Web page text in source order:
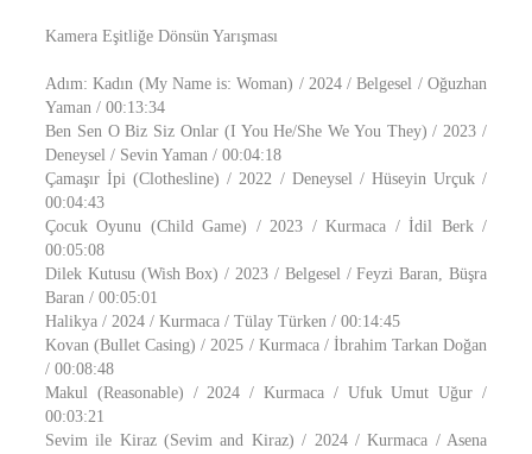
Kamera Eşitliğe Dönsün Yarışması
Adım: Kadın (My Name is: Woman) / 2024 / Belgesel / Oğuzhan
Yaman / 00:13:34
Ben Sen O Biz Siz Onlar (I You He/She We You They) / 2023 /
Deneysel / Sevin Yaman / 00:04:18
Çamaşır İpi (Clothesline) / 2022 / Deneysel / Hüseyin Urçuk /
00:04:43
Çocuk Oyunu (Child Game) / 2023 / Kurmaca / İdil Berk /
00:05:08
Dilek Kutusu (Wish Box) / 2023 / Belgesel / Feyzi Baran, Büşra
Baran / 00:05:01
Halikya / 2024 / Kurmaca / Tülay Türken / 00:14:45
Kovan (Bullet Casing) / 2025 / Kurmaca / İbrahim Tarkan Doğan
/ 00:08:48
Makul (Reasonable) / 2024 / Kurmaca / Ufuk Umut Uğur /
00:03:21
Sevim ile Kiraz (Sevim and Kiraz) / 2024 / Kurmaca / Asena